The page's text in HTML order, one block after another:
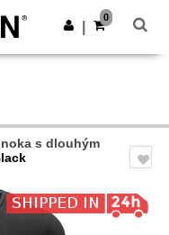
Stáhnout app
0
s dlouhým